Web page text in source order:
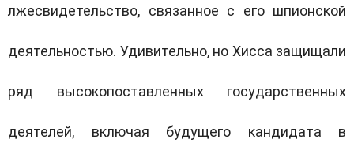
лжесвидетельство, связанное с его шпионской
деятельностью. Удивительно, но Хисса защищали
ряд высокопоставленных государственных
деятелей, включая будущего кандидата в